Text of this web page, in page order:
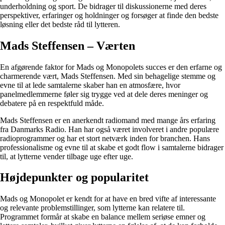
underholdning og sport. De bidrager til diskussionerne med deres
perspektiver, erfaringer og holdninger og forsøger at finde den bedste
løsning eller det bedste råd til lytteren.
Mads Steffensen – Værten
En afgørende faktor for Mads og Monopolets succes er den erfarne og
charmerende vært, Mads Steffensen. Med sin behagelige stemme og
evne til at lede samtalerne skaber han en atmosfære, hvor
panelmedlemmerne føler sig trygge ved at dele deres meninger og
debatere på en respektfuld måde.
Mads Steffensen er en anerkendt radiomand med mange års erfaring
fra Danmarks Radio. Han har også været involveret i andre populære
radioprogrammer og har et stort netværk inden for branchen. Hans
professionalisme og evne til at skabe et godt flow i samtalerne bidrager
til, at lytterne vender tilbage uge efter uge.
Højdepunkter og popularitet
Mads og Monopolet er kendt for at have en bred vifte af interessante
og relevante problemstillinger, som lytterne kan relatere til.
Programmet formår at skabe en balance mellem seriøse emner og